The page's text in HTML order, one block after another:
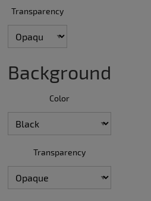
Transparency
Background
Color
Transparency